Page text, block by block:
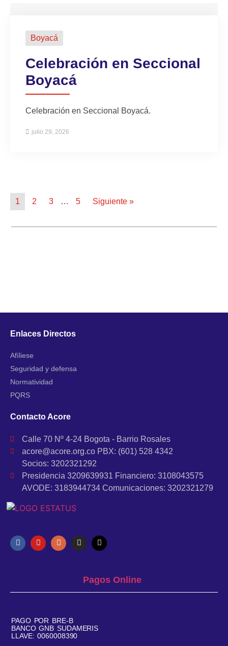
Boyacá
Celebración en Seccional
Boyacá
Celebración en Seccional Boyacá.
julio 29, 2026
1 2 3 … 5 Siguiente »
Enlaces Directos
Afíliese
Seguridad y defensa
Normatividad
PQRS
Contacto Acore
Calle 70 Nº 4-24 Bogota - Barrio Rosales
acore@acore.org.co PBX: (601) 528 4342
Socios: 3202321292
Presidencia 3209639931 Financiero: 3108043575
AVODE: 3183944734 Comunicaciones: 3202321279
Pagos Online
PAGO POR BRE-B
BANCO GNB SUDAMERIS
LLAVE: 0060008390